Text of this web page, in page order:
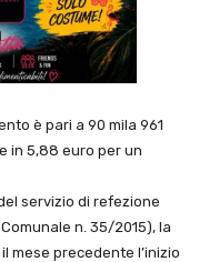
è pari a 90 mila 961
in 5,88 euro per un
servizio di refezione
n. 35/2015), la
mese precedente l’inizio